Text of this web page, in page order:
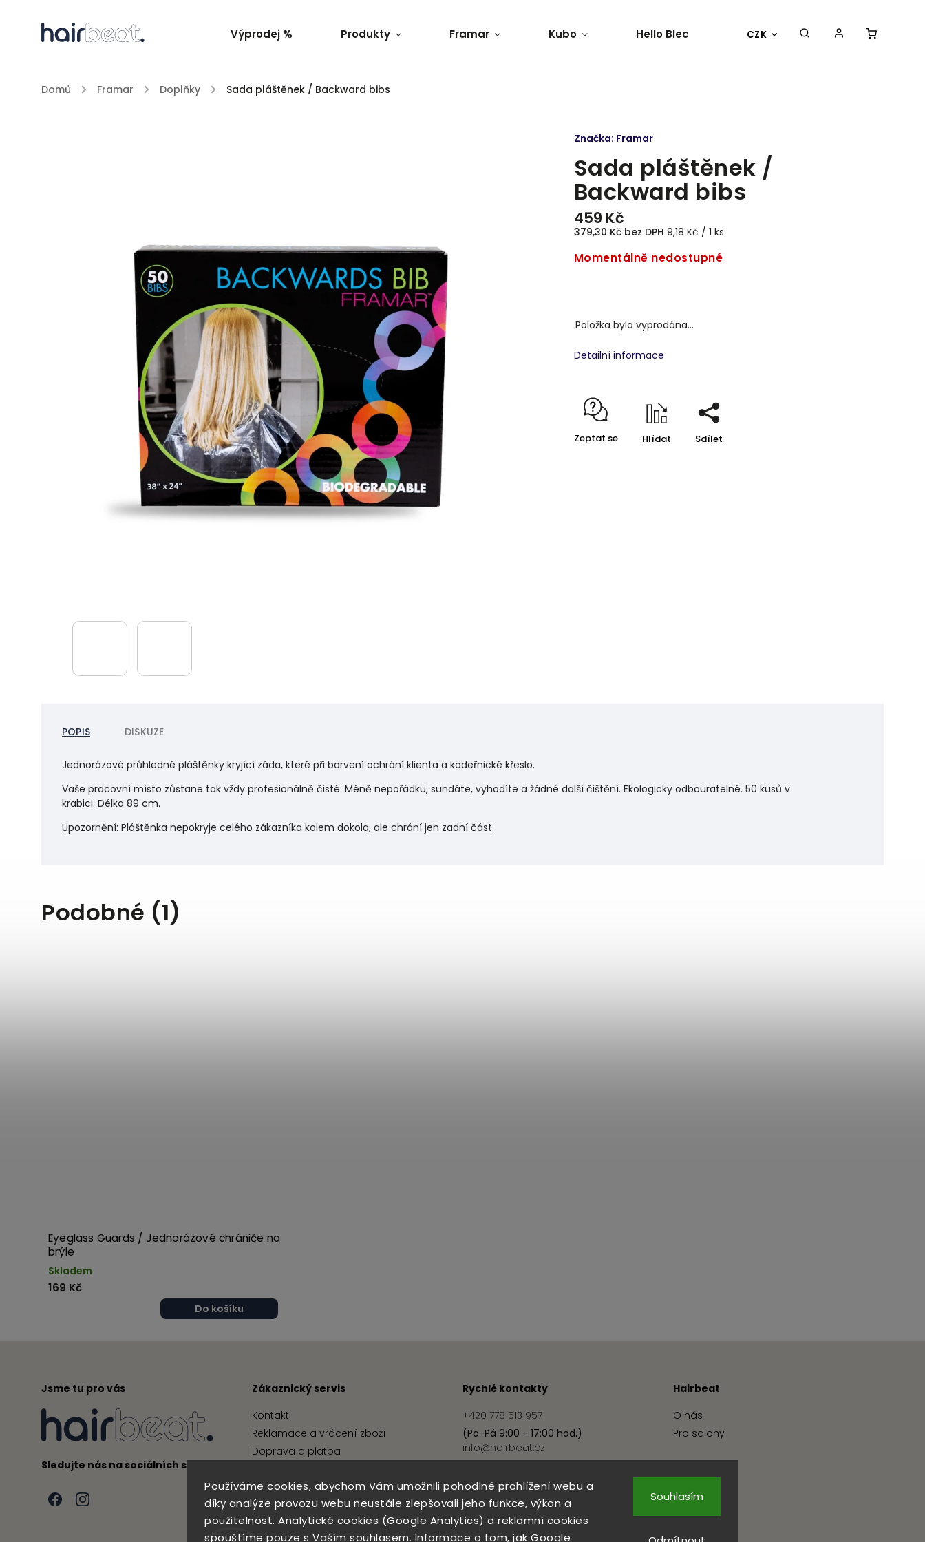
Používáme cookies, abychom Vám umožnili pohodlné prohlížení webu a
díky analýze provozu webu neustále zlepšovali jeho funkce, výkon a
použitelnost. Analytické cookies (Google Analytics) a reklamní cookies
spouštíme pouze s Vaším souhlasem. Informace o tom, jak Google
Souhlasím
CZK
Výprodej % Produkty Framar Kubo Hello Bleach O nás Kontakty
Domů / Framar / Doplňky / Sada pláštěnek / Backward bibs
Sada pláštěnek /
Backward bibs
459 Kč
379,30 Kč bez DPH 9,18 Kč / 1 ks
Momentálně nedostupné
Značka: Framar
Položka byla vyprodána…
Detailní informace
Zeptat se Hlídat Sdílet
POPIS DISKUZE
Jednorázové průhledné pláštěnky kryjící záda, které při barvení ochrání klienta a kadeřnické křeslo.
Vaše pracovní místo zůstane tak vždy profesionálně čisté. Méně nepořádku, sundáte, vyhodíte a žádné další čištění. Ekologicky odbouratelné. 50 kusů v
krabici. Délka 89 cm.
Upozornění: Pláštěnka nepokryje celého zákazníka kolem dokola, ale chrání jen zadní část.
Podobné (1)
Eyeglass Guards / Jednorázové chrániče na
brýle
Skladem
169 Kč
Do košíku
Jsme tu pro vás
Sledujte nás na sociálních sítích
Zákaznický servis
Kontakt
Reklamace a vrácení zboží
Doprava a platba
Podmínky ochrany osobních údajů
Rychlé kontakty
+420 778 513 957
(Po-Pá 9:00 - 17:00 hod.)
info@hairbeat.cz
Hairbeat
O nás
Pro salony